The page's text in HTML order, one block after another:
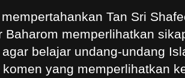
Tan Sri
Baharom memperlihatkan
belajar undang-undang
yang memperlihatkan